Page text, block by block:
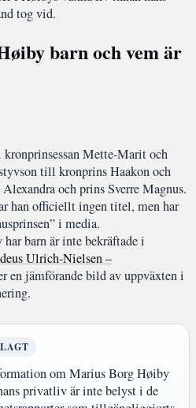
tog vid.
barn och vem är
Mette-Marit och
till kronprins Haakon och
och prins Sverre Magnus.
han officiellt ingen titel, men har
i media.
barn är inte bekräftade i
Ulrich-Nielsen –
en jämförande bild av uppväxten i
om Marius Borg Høiby
privatliv är inte belyst i de